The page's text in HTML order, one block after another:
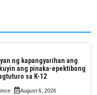
ng kapangyarihan ang
ang pinaka-epektibong
sa K-12
August 6, 2026